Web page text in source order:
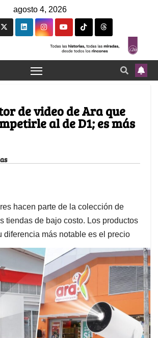
agosto 4, 2026
de video de Ara que
al de D1; es más
hacen parte de la colección de
tiendas de bajo costo. Los productos
diferencia más notable es el precio